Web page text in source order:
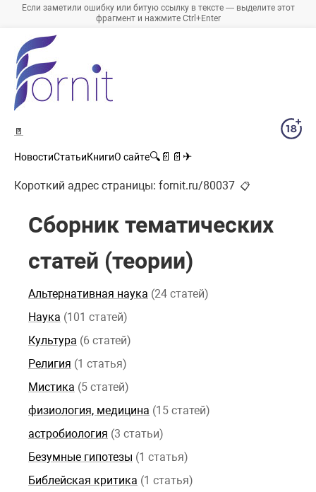
Если заметили ошибку или битую ссылку в тексте — выделите этот
фрагмент и нажмите Ctrl+Enter
🚪
НовостиСтатьиКнигиО сайте🔍 📄 📄 ✈
Короткий адрес страницы: fornit.ru/80037 📋
Сборник тематических
статей (теории)
Альтернативная наука (24 статей)
Наука (101 статей)
Культура (6 статей)
Религия (1 статья)
Мистика (5 статей)
физиология, медицина (15 статей)
астробиология (3 статьи)
Безумные гипотезы (1 статья)
Библейская критика (1 статья)